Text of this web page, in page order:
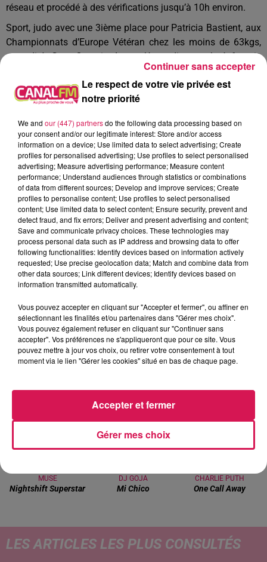
réseau et procédé à des vérifications jusqu’à 10h environ.
Sport, judo avec une 3ième place pour Patricia Bastient, aux
Championnats d’Europe Vétéran chez les moins de 63kgs,
samedi à Gran Canaria Arena. Un podium malgré 6 mois
sans entraînement en raison d’une blessure à l’épaule.
Patricia Bastient, l’entraîneur du Judo Club de Solre-le-
Château a montré une grande détermination face à une
À L'ANTENNE
13h00 - 16h00
Les hits de Canal FM
MUSE
Nightshift Superstar
13h55
13h55
DJ GOJA
Mi Chico
CHARLIE PUTH
One Call Away
LES ARTICLES LES PLUS CONSULTÉS
Le respect de votre vie privée est
notre priorité
We and our (447) partnersdo the following data processing based on
your consent and/or our legitimate interest: Store and/or access
information on a device; Use limited data to select advertising; Create
profiles for personalised advertising; Use profiles to select personalised
advertising; Measure advertising performance; Measure content
performance; Understand audiences through statistics or combinations
of data from different sources; Develop and improve services; Create
profiles to personalise content; Use profiles to select personalised
content; Use limited data to select content; Ensure security, prevent and
detect fraud, and fix errors; Deliver and present advertising and content;
Save and communicate privacy choices. These technologies may
process personal data such as IP address and browsing data to offer
following functionalities: Identify devices based on information actively
requested; Use precise geolocation data; Match and combine data from
other data sources; Link different devices; Identify devices based on
information transmitted automatically.
Vous pouvez accepter en cliquant sur "Accepter et fermer", ou affiner en
sélectionnant les finalités et/ou partenaires dans "Gérer mes choix".
Vous pouvez également refuser en cliquant sur "Continuer sans
accepter". Vos préférences ne s'appliqueront que pour ce site. Vous
pouvez mettre à jour vos choix, ou retirer votre consentement à tout
moment via le lien "Gérer les cookies" situé en bas de chaque page.
Gérer mes choix
Accepter et fermer
Continuer sans accepter